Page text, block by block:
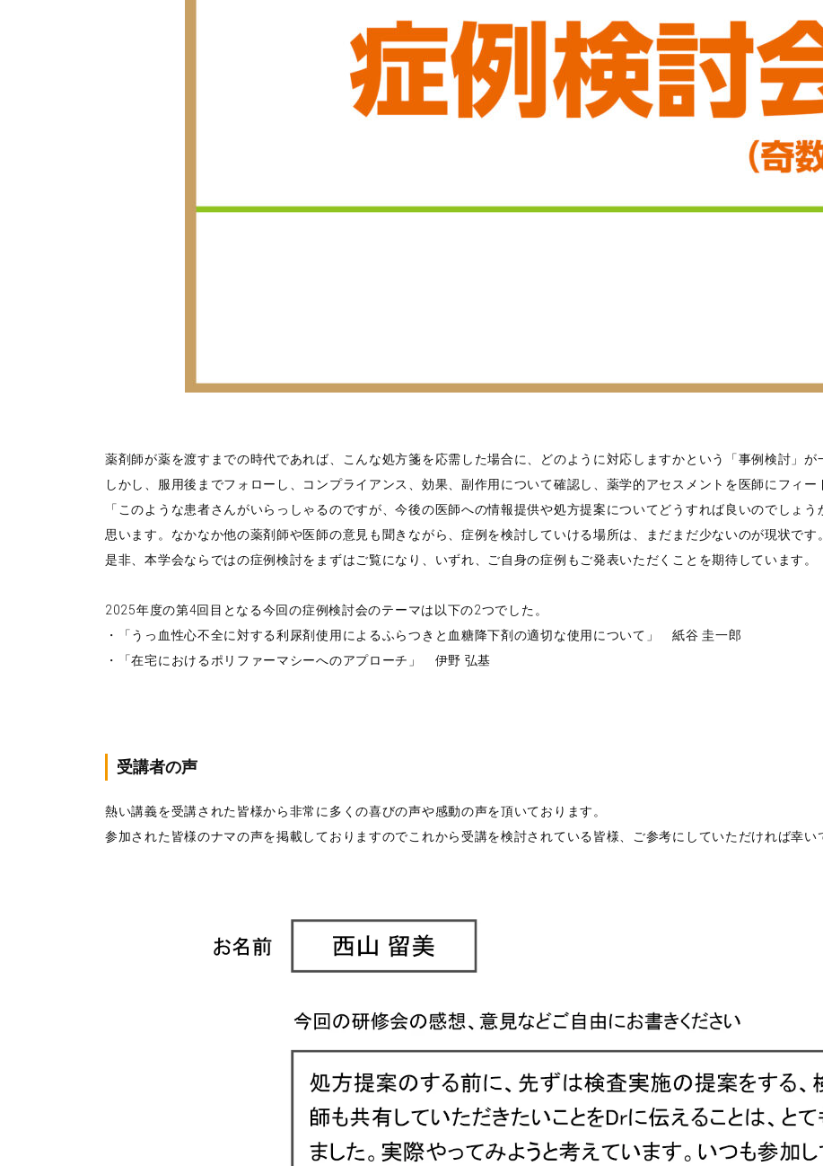
薬剤師が薬を渡すまでの時代であれば、こんな処方箋を応需した場合に、どのように対応しますかという「事例検討」が
しかし、服用後までフォローし、コンプライアンス、効果、副作用について確認し、薬学的アセスメントを医師にフィー
「このような患者さんがいらっしゃるのですが、今後の医師への情報提供や処方提案についてどうすれば良いのでしょ
思います。なかなか他の薬剤師や医師の意見も聞きながら、症例を検討していける場所は、まだまだ少ないのが現状です。
是非、本学会ならではの症例検討をまずはご覧になり、いずれ、ご自身の症例もご発表いただくことを期待しています。
2025年度の第4回目となる今回の症例検討会のテーマは以下の2つでした。
・「うっ血性心不全に対する利尿剤使用によるふらつきと血糖降下剤の適切な使用について」 紙谷 圭一郎
・「在宅におけるポリファーマシーへのアプローチ」 伊野 弘基
受講者の声
熱い講義を受講された皆様から非常に多くの喜びの声や感動の声を頂いております。
参加された皆様のナマの声を掲載しておりますのでこれから受講を検討されている皆様、ご参考にしていただければ幸い